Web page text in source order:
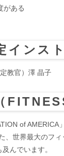
がある
インス
教官）澤 晶子
of AMERICA
、世界最大のフ
んでいます。